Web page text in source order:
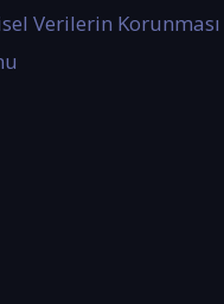
Verilerin Korunması